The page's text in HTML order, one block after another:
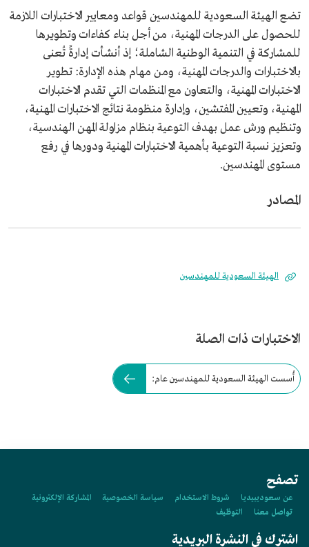
تضع الهيئة السعودية للمهندسين قواعد ومعايير الاختبارات اللازمة
للحصول على الدرجات المهنية، من أجل بناء كفاءات وتطويرها
للمشاركة في التنمية الوطنية الشاملة؛ إذ أنشأت إدارةً تُعنى
بالاختبارات والدرجات المهنية، ومن مهام هذه الإدارة: تطوير
الاختبارات المهنية، والتعاون مع المنظمات التي تقدم الاختبارات
المهنية، وتعيين المفتشين، وإدارة منظومة نتائج الاختبارات المهنية،
وتنظيم ورش عمل بهدف التوعية بنظام مزاولة المهن الهندسية،
وتعزيز نسبة التوعية بأهمية الاختبارات المهنية ودورها في رفع
مستوى المهندسين.
المصادر
الهيئة السعودية للمهندسين
الاختبارات ذات الصلة
أُسست الهيئة السعودية للمهندسين عام:
تصفح
عن سعوديبيديا شروط الاستخدام سياسة الخصوصية
المشاركة الإلكترونية
تواصل معنا
التوظيف
اشترك في النشرة البريدية